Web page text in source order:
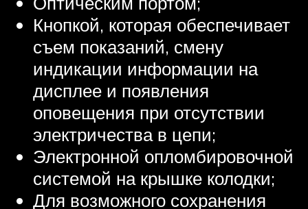
Кнопкой, которая обеспечивает
съем показаний, смену
индикации информации на
дисплее и появления
оповещения при отсутствии
электричества в цепи;
Электронной опломбировочной
системой на крышке колодки;
Для возможного сохранения